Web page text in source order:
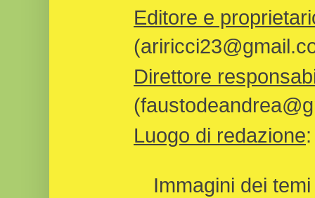
Editore e
Direttore
Luogo di redazione
Immagini dei